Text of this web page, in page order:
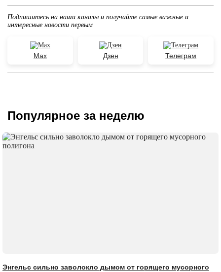
Подпишитесь на наши каналы и получайте самые важные и
интересные новости первым
Max Дзен Телеграм
Популярное за неделю
Энгельс сильно заволокло дымом от горящего мусорного